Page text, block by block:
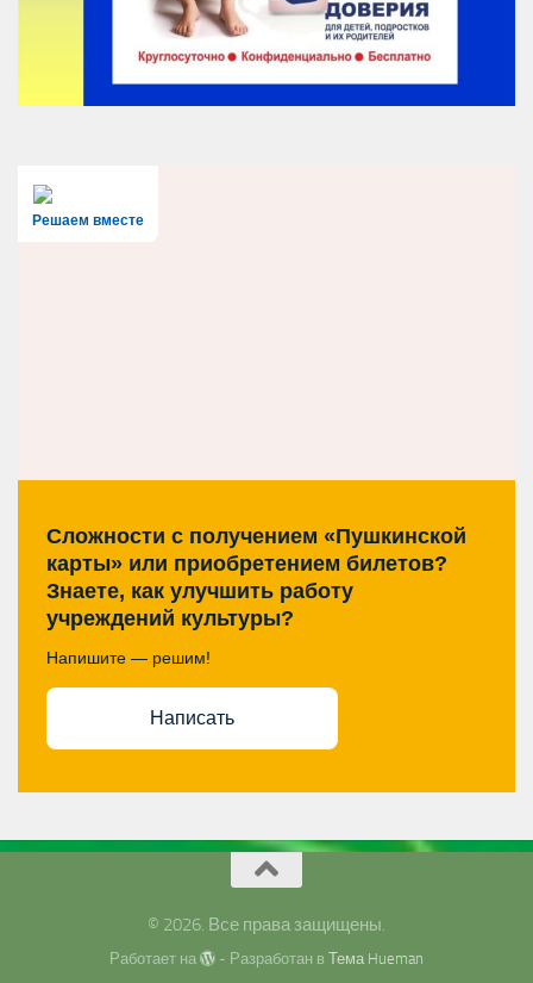
Решаем вместе
Сложности с получением «Пушкинской
карты» или приобретением билетов?
Знаете, как улучшить работу
учреждений культуры?
Напишите — решим!
Написать
© 2026. Все права защищены.
Работает на - Разработан вТема Hueman